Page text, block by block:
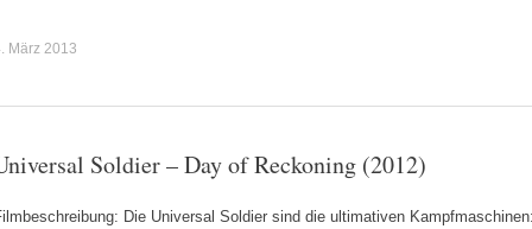
März 2013
Soldier – Day of Reckoning (2012)
Die Universal Soldier sind die ultimativen